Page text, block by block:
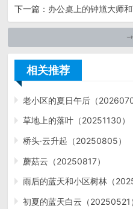
下一篇： 办公桌上的钟馗大师
相关推荐
老小区的夏日午后（
草地上的落叶（20251130）
桥头·云升起（20250805）
蘑菇云（20250817）
雨后的蓝天和小区树林（
初夏的蓝天白云（20250521